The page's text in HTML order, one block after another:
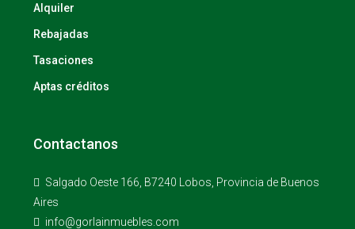
Alquiler
Rebajadas
Tasaciones
Aptas créditos
Contactanos
Salgado Oeste 166, B7240 Lobos, Provincia de Buenos
Aires
info@gorlainmuebles.com